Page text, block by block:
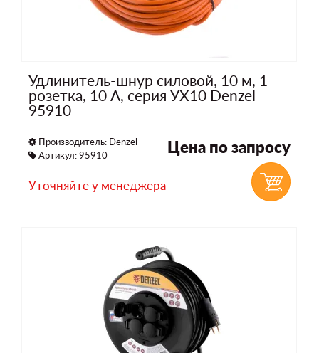
Удлинитель-шнур силовой, 10 м, 1
розетка, 10 A, серия УХ10 Denzel
95910
Производитель: Denzel
Артикул: 95910
Цена по запросу
Уточняйте у менеджера